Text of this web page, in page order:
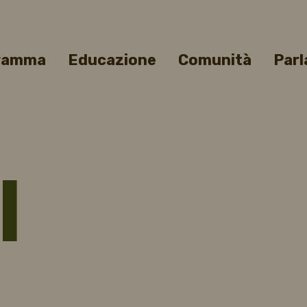
Educazione Comunità